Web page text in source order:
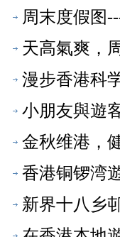
周末度假图
天高氣爽，
漫步香港科
小朋友與遊
金秋维港，
香港铜锣湾
新界十八乡